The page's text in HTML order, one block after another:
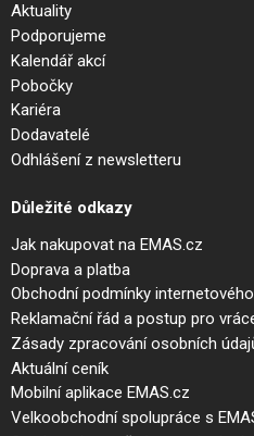
Aktuality
Podporujeme
Kalendář akcí
Pobočky
Kariéra
Dodavatelé
Odhlášení z newsletteru
Důležité odkazy
Jak nakupovat na EMAS.cz
Doprava a platba
Obchodní podmínky
Reklamační řád a postup pro
Zásady zpracování osobních
Aktuální ceník
Mobilní aplikace EMAS.cz
Velkoobchodní spolupráce s